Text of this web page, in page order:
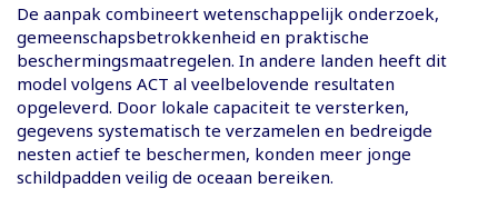
De aanpak combineert wetenschappelijk onderzoek,
gemeenschapsbetrokkenheid en praktische
beschermingsmaatregelen. In andere landen heeft dit
model volgens ACT al veelbelovende resultaten
opgeleverd. Door lokale capaciteit te versterken,
gegevens systematisch te verzamelen en bedreigde
nesten actief te beschermen, konden meer jonge
schildpadden veilig de oceaan bereiken.